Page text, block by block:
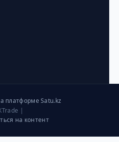
платформе Satu.kz
|
на контент